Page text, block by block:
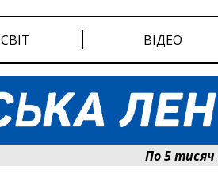
СВІТ ВІДЕО
По 5 тисяч